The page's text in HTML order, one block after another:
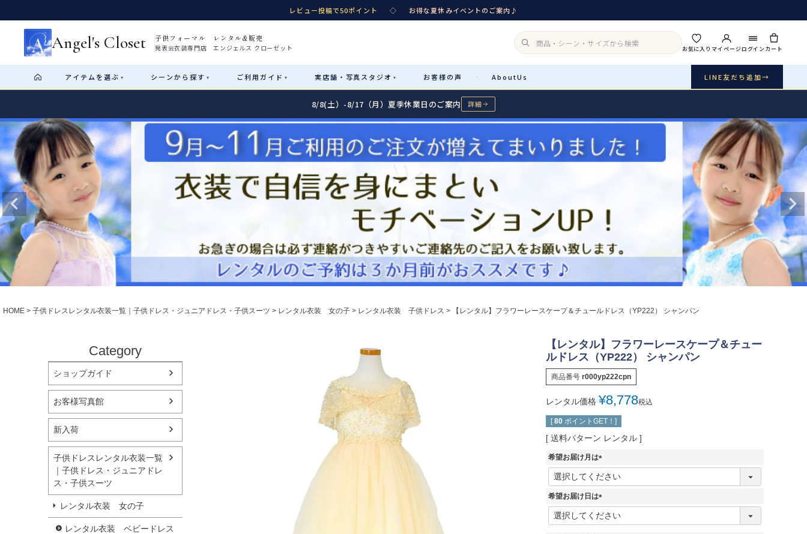
レビュー投稿で50ポイント ◇ お得な夏休みイベントのご案内♪
Angel's Closet 子供フォーマル レンタル&販売
発表会衣装専門店 エンジェルス クローゼット お気に入りマイページログインカート
アイテム を選ぶ ▾ シーンから探す ▾ ご利用ガイド ▾ 実店舗・ 写真スタジオ ▾ お客様の声 · AboutUs LINE友だち追加→
カテゴリ詳細→ サイズで選ぶ→
Rental レンタル
女の子ドレス
小物・アクセ パニエ
アウター レディース
Sale販売
コスチューム アウター インナー・パニエ
アクセサリー ジュエリー 音楽雑貨
性別・サイズで絞り込む→
Recital & Concours
舞台で輝くステージ衣装
Wedding Graduation & Entrance Shichi-Go-San
3歳・5歳・7歳の晴れの日
Start はじめに
01 ショップガイド（総合案内）
レンタル・販売の入口
02 サイズの選び方
測り方と目安
Angel's Closetについて
創業2003年からの想い
Rentalレンタル
04 レンタルのご案内
予約・配送・返却・料金
レンタルの流れ
06 あんしんパック
汚れ・キズ・破損の補償
Buy & Support ご購入・サポート
08 送料・お支払い
送料・決済方法
09 お問い合わせ
電話・メール・LINE
Atelier
実店舗 つくば店
Tsukuba Boutique
〒 茨城県土浦市大町14-16-1F
10:00–18:00（完全予約制）
月曜日
店舗を予約する → スタジオを予約 →
8/8(土）-8/17（月）夏季休業日のご案内 詳細
HOME 子供ドレスレンタル衣装一覧｜子供ドレス・ジュニアドレス・子供スーツ レンタル衣装 女の子 レンタル衣装 子供ドレス 【レンタル】フラワーレースケープ＆チュールドレス（YP222） シャンパン
Category
ショップガイド
お客様写真館
新入荷
子供ドレスレンタル衣装一覧
｜子供ドレス・ジュニアドレ
ス・子供スーツ
レンタル衣装 女の子
レンタル衣装 ベビードレス
【レンタル】フラワーレースケープ＆チュー
ルドレス（YP222） シャンパン
商品番号 r000yp222cpn
レンタル価格 ¥8,778税込
[ 80 ポイントGET！]
送料パターン レンタル
希望お届け月は
(
必
希望お届け日は
(
必